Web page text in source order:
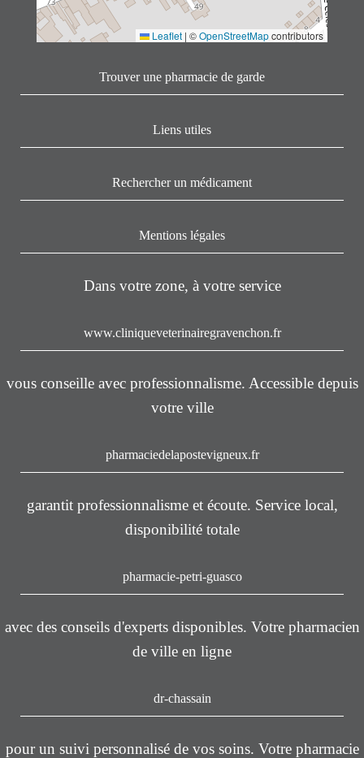
Leaflet | ©OpenStreetMapcontributors
Trouver une pharmacie de garde
Liens utiles
Rechercher un médicament
Mentions légales
Dans votre zone, à votre service
www.cliniqueveterinairegravenchon.fr
vous conseille avec professionnalisme. Accessible depuis
votre ville
pharmaciedelapostevigneux.fr
garantit professionnalisme et écoute. Service local,
disponibilité totale
pharmacie-petri-guasco
avec des conseils d'experts disponibles. Votre pharmacien
de ville en ligne
dr-chassain
pour un suivi personnalisé de vos soins. Votre pharmacie